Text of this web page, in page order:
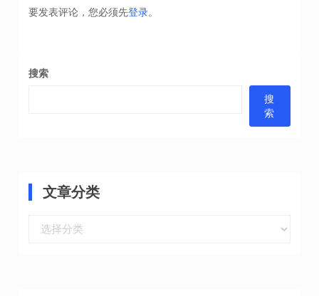
要发表评论，您必须先登录。
搜索
搜
索
文章分类